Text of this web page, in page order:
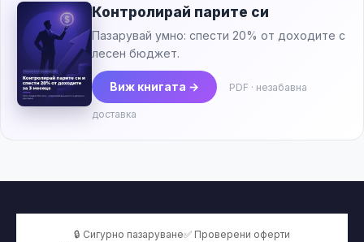
Контролирай парите си
Пазарувай умно: спести 20% от доходите с
лесен бюджет.
Виж книгата → PDF · незабавна
доставка
🔒 Сигурно пазаруване✅ Проверени оферти